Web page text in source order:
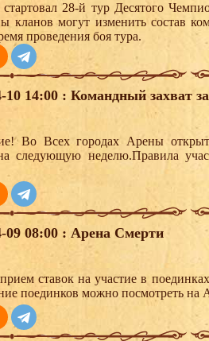
стартовал 28-й тур Десятого
кланов могут изменить состав
проведения боя тура.
10 14:00 : Командный захват
Во Всех городах Арены
следующую неделю.Правила
09 08:00 : Арена Смерти
ставок на участие в
поединков можно посмотреть на